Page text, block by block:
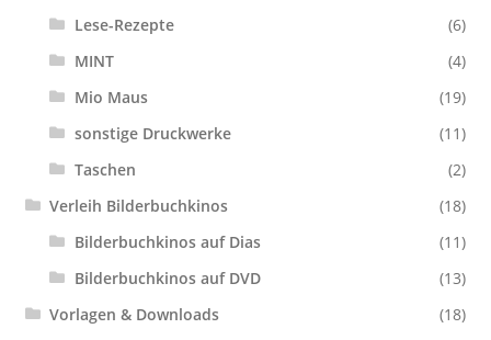
Lese-Rezepte
(6)
MINT
(4)
Mio Maus
(19)
sonstige Druckwerke
(11)
Taschen
(2)
Verleih Bilderbuchkinos
(18)
Bilderbuchkinos auf Dias
(11)
Bilderbuchkinos auf DVD
(13)
Vorlagen & Downloads
(18)